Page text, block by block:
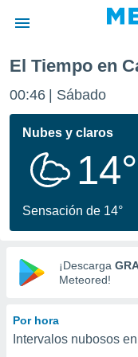
de
por
se
calidad.
a este
las
y
forma
digital
basada
El Tiempo en
00:46 Sábado
Nubes y claros
14°
Sensación de 14°
¡Descarga
Meteored!
Por hora
Intervalos nubosos